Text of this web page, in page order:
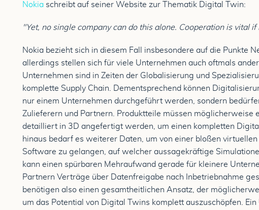
Nokia schreibt auf seiner Website zur Thematik Digital Twin:
"Yet, no single company can do this alone. Cooperation is vital
Nokia bezieht sich in diesem Fall insbesondere auf die Punkte
allerdings stellen sich für viele Unternehmen auch oftmals
Unternehmen sind in Zeiten der Globalisierung und
komplette Supply Chain. Dementsprechend können
nur einem Unternehmen durchgeführt werden, sondern
Zulieferern und Partnern. Produktteile müssen möglicherweise
detailliert in 3D angefertigt werden, um einen kompletten
hinaus bedarf es weiterer Daten, um von einer bloßen
Software zu gelangen, auf welcher aussagekräftige
kann einen spürbaren Mehraufwand gerade für kleinere
Partnern Verträge über Datenfreigabe nach Inbetriebnahme
benötigen also einen gesamtheitlichen Ansatz, der
um das Potential von Digital Twins komplett auszuschöpfen.